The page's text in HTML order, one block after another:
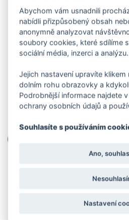
Abychom vám usnadnili
nabídli přizpůsobený obsah
anonymně analyzovat
soubory cookies, které sdílíme
sociální média, inzerci a analýzu.
Jejich nastavení upravíte
dolním rohu obrazovky a
Podrobnější informace najdete
ochrany osobních údajů a
Souhlasíte s používáním
Ano,
Nastavení